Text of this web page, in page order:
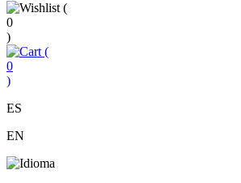
(
0
)
(
0
)
ES
EN